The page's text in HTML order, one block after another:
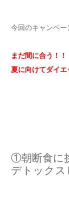
今回のキャンペー
まだ間に合う！！
夏に向けてダイエ
①朝断食に
デトックス